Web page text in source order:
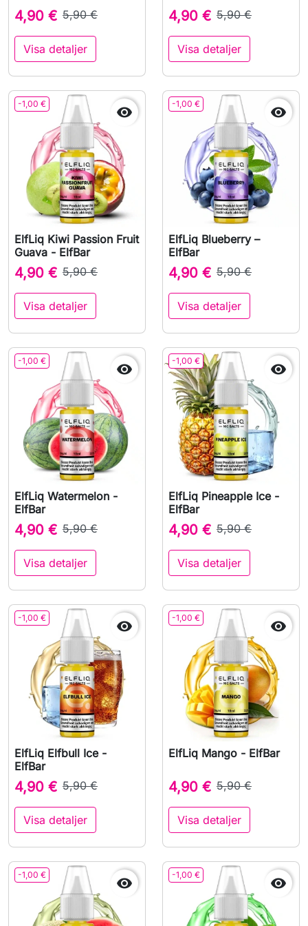
4,90 € 5,90 €
Visa detaljer
4,90 € 5,90 €
Visa detaljer
-1,00 € 
ElfLiq Kiwi Passion Fruit
Guava - ElfBar
4,90 € 5,90 €
Visa detaljer
-1,00 € 
ElfLiq Blueberry –
ElfBar
4,90 € 5,90 €
Visa detaljer
-1,00 € 
ElfLiq Watermelon -
ElfBar
4,90 € 5,90 €
Visa detaljer
-1,00 € 
ElfLiq Pineapple Ice -
ElfBar
4,90 € 5,90 €
Visa detaljer
-1,00 € 
ElfLiq Elfbull Ice -
ElfBar
4,90 € 5,90 €
Visa detaljer
-1,00 € 
ElfLiq Mango - ElfBar
4,90 € 5,90 €
Visa detaljer
-1,00 €  -1,00 € 